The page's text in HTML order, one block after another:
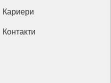
Кариери
Контакти